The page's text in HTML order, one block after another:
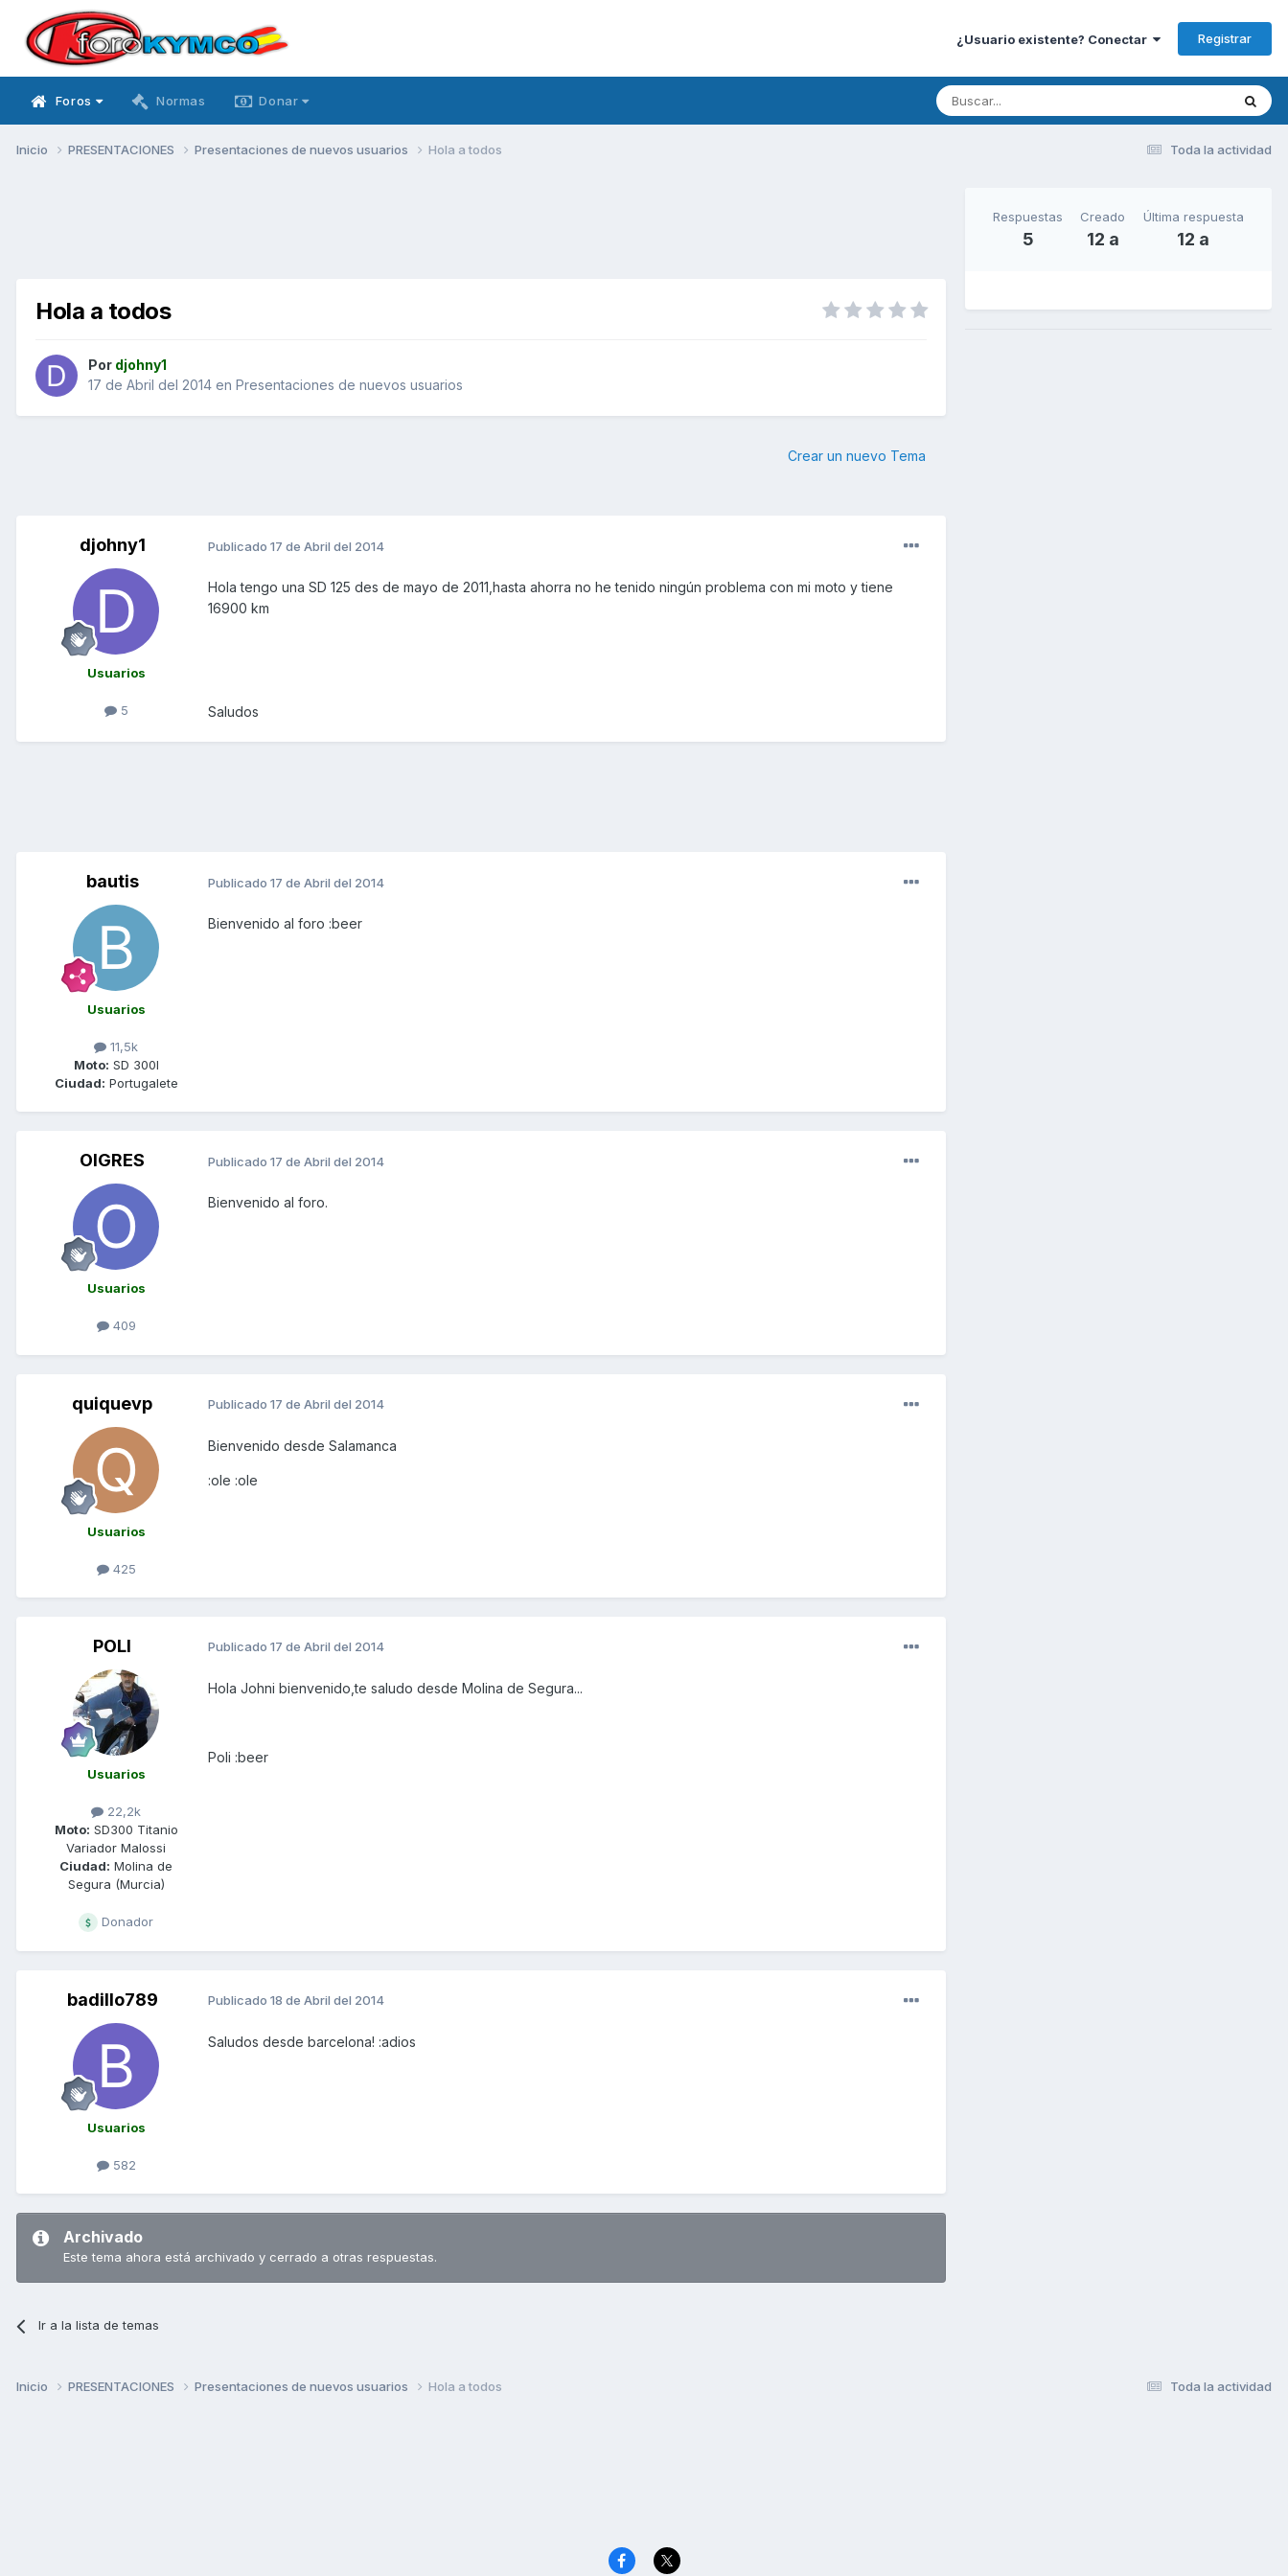
¿Usuario existente? Conectar Registrar
Foros Normas Donar
Toda la actividad
Inicio PRESENTACIONES Presentaciones de nuevos usuarios Hola a todos
Hola a todos
Por djohny1
17 de Abril del 2014 en Presentaciones de nuevos usuarios
Crear un nuevo Tema
djohny1
Usuarios
5
Publicado 17 de Abril del 2014
Hola tengo una SD 125 des de mayo de 2011,hasta ahorra no he tenido ningún problema con mi moto y tiene
16900 km
Saludos
bautis
Usuarios
11,5k
Moto: SD 300I
Ciudad: Portugalete
Publicado 17 de Abril del 2014
Bienvenido al foro :beer
OIGRES
Usuarios
409
Publicado 17 de Abril del 2014
Bienvenido al foro.
quiquevp
Usuarios
425
Publicado 17 de Abril del 2014
Bienvenido desde Salamanca
:ole :ole
POLI
Usuarios
22,2k
Moto: SD300 Titanio
Variador Malossi
Ciudad: Molina de
Segura (Murcia)
Donador
Publicado 17 de Abril del 2014
Hola Johni bienvenido,te saludo desde Molina de Segura...
Poli :beer
badillo789
Usuarios
582
Publicado 18 de Abril del 2014
Saludos desde barcelona! :adios
Archivado
Este tema ahora está archivado y cerrado a otras respuestas.
Ir a la lista de temas
Respuestas
5
Creado
12 a
Última respuesta
12 a
Toda la actividad
Inicio PRESENTACIONES Presentaciones de nuevos usuarios Hola a todos